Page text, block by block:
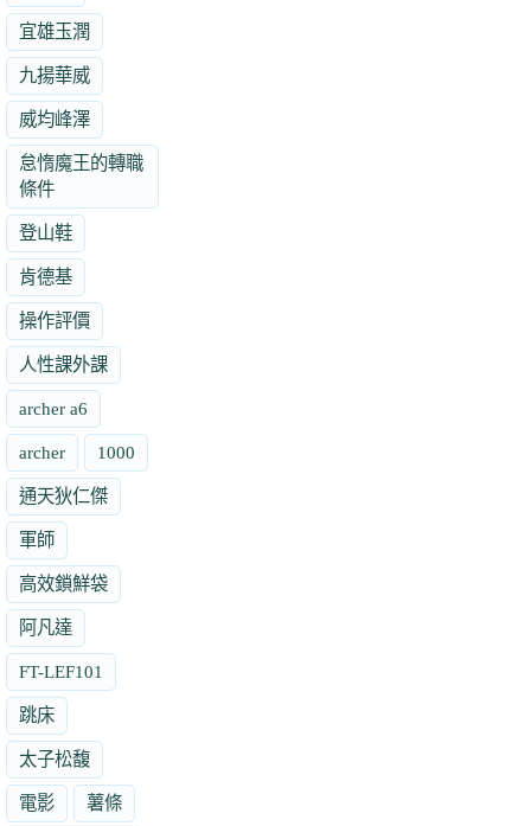
宜雄玉潤
九揚華威
威均峰澤
怠惰魔王的轉職
條件
登山鞋
肯德基
操作評價
人性課外課
archer a6
archer 1000
通天狄仁傑
軍師
高效鎖鮮袋
阿凡達
FT-LEF101
跳床
太子松馥
電影 薯條